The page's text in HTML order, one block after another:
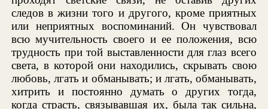
следов в жизни того и другого, кроме приятных
или неприятных воспоминаний. Он чувствовал
всю мучительность своего и ее положения, всю
трудность при той выставленности для глаз всего
света, в которой они находились, скрывать свою
любовь, лгать и обманывать; и лгать, обманывать,
хитрить и постоянно думать о других тогда,
когда страсть, связывавшая их, была так сильна,